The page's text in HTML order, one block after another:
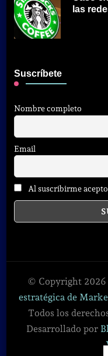
las
Suscríbete
Nombre completo
Email
Al suscribirme
© Copyright 2026
estratégica de
Todos los
Desarrollado por